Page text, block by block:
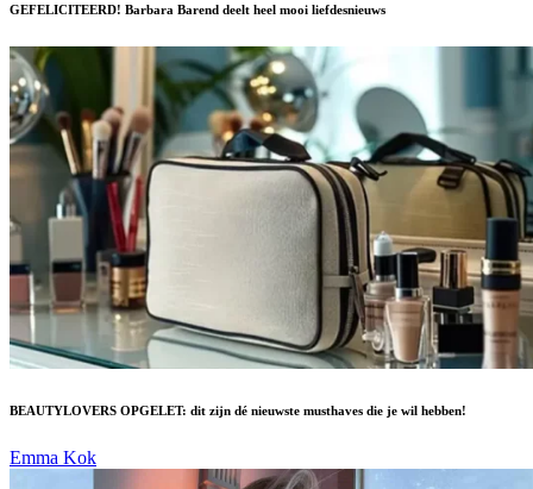
GEFELICITEERD! Barbara Barend deelt heel mooi liefdesnieuws
BEAUTYLOVERS OPGELET: dit zijn dé nieuwste musthaves die je wil hebben!
Emma Kok